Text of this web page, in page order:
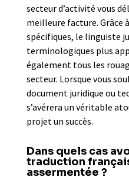
secteur d’activité vous
meilleure facture. Grâce
spécifiques, le linguiste
terminologiques plus
également tous les
secteur. Lorsque vous
document juridique ou
s’avérera un véritable
projet un succès.
Dans quels cas
traduction
assermentée ?